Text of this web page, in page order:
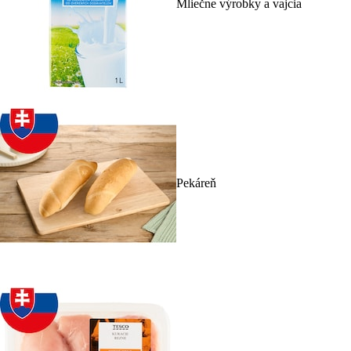
Mliečne výrobky a vajcia
Pekáreň